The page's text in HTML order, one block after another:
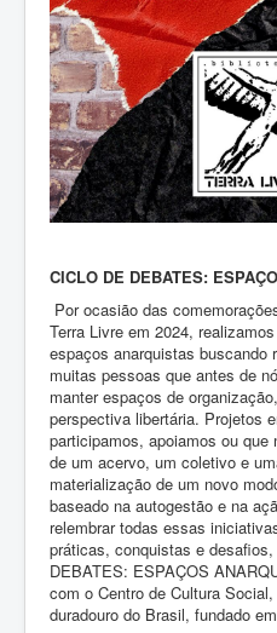
CICLO DE DEBATES:
Por ocasião das
Terra Livre em 2024,
espaços anarquistas buscando
muitas pessoas que antes de
manter espaços de
perspectiva libertária. Projetos
participamos, apoiamos ou
de um acervo, um coletivo e
materialização de um novo
baseado na autogestão e na
relembrar todas essas
práticas, conquistas e
DEBATES: ESPAÇOS
com o Centro de Cultura
duradouro do Brasil, fundado